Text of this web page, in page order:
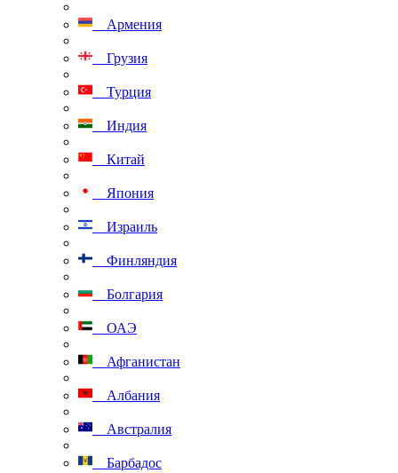
Армения
Грузия
Турция
Индия
Китай
Япония
Израиль
Финляндия
Болгария
ОАЭ
Афганистан
Албания
Австралия
Барбадос